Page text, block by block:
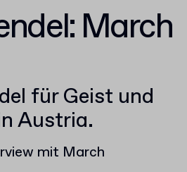
March
für Geist und
Austria.
mit March